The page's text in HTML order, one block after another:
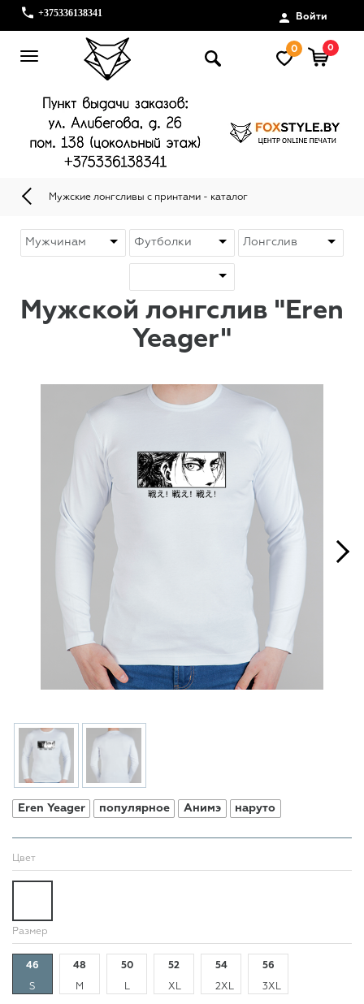
+375336138341 Войти
0 0
Мужские лонгсливы с принтами - каталог
Мужской лонгслив "Eren
Yeager"
Eren Yeager популярное Анимэ наруто
Цвет
Размер
46
S
48
M
50
L
52
XL
54
2XL
56
3XL